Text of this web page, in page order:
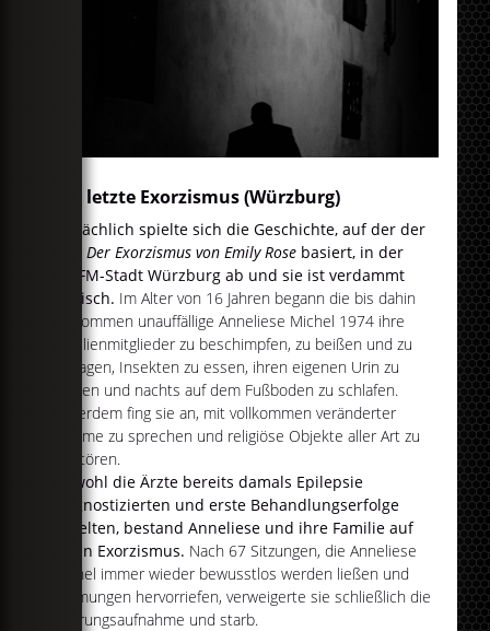
Der letzte Exorzismus (Würzburg)
Tatsächlich spielte sich die Geschichte, auf der der
Der Exorzismus von Emily Rose basiert, in der
egoFM-Stadt Würzburg ab und sie ist verdammt
tragisch. Im Alter von 16 Jahren begann die bis dahin
vollkommen unauffällige Anneliese Michel 1974 ihre
Familienmitglieder zu beschimpfen, zu beißen und zu
schlagen, Insekten zu essen, ihren eigenen Urin zu
trinken und nachts auf dem Fußboden zu schlafen.
Außerdem fing sie an, mit vollkommen veränderter
Stimme zu sprechen und religiöse Objekte aller Art zu
zerstören.
Obwohl die Ärzte bereits damals Epilepsie
diagnostizierten und erste Behandlungserfolge
erzielten, bestand Anneliese und ihre Familie auf
einen Exorzismus. Nach 67 Sitzungen, die Anneliese
Michel immer wieder bewusstlos werden ließen und
Lähmungen hervorriefen, verweigerte sie schließlich die
Nahrungsaufnahme und starb.